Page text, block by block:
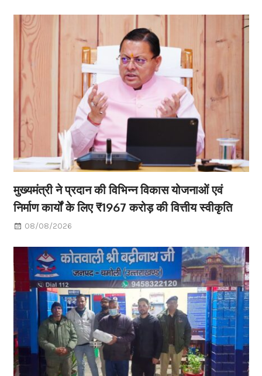
मुख्यमंत्री ने प्रदान की विभिन्न विकास योजनाओं एवं
निर्माण कार्यों के लिए ₹1967 करोड़ की वित्तीय स्वीकृति
08/08/2026